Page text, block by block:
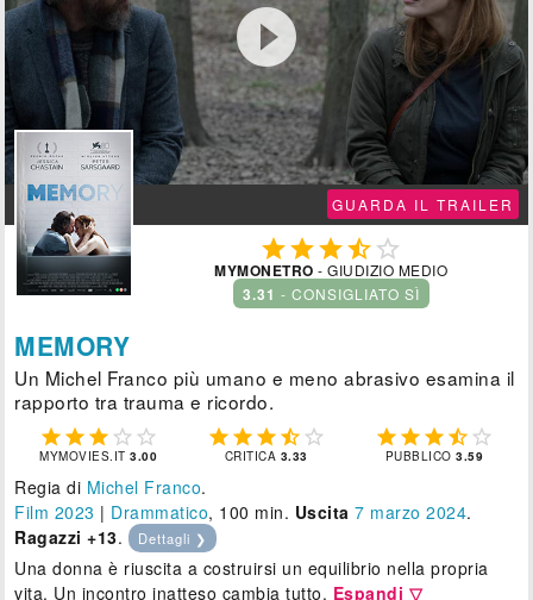

GUARDA IL TRAILER
 
MYMONETRO - GIUDIZIO MEDIO
3.31 - CONSIGLIATO SÌ
MEMORY
Un Michel Franco più umano e meno abrasivo esamina il
rapporto tra trauma e ricordo.
    
MYMOVIES.IT3.00
    
CRITICA 3.33
    
PUBBLICO3.59
Regia di Michel Franco.
Film 2023 | Drammatico, 100 min. Uscita 7 marzo 2024.
Ragazzi +13. Dettagli ❯
Una donna è riuscita a costruirsi un equilibrio nella propria
vita. Un incontro inatteso cambia tutto. Espandi ▽